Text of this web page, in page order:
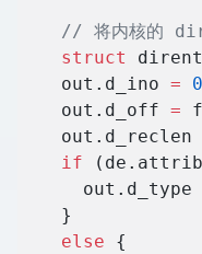
// 将内核的
    struct
    out.d_ino
= 0
    out.d_off
=
    out.d_reclen
    if
      out.d_type
    }
    else
{